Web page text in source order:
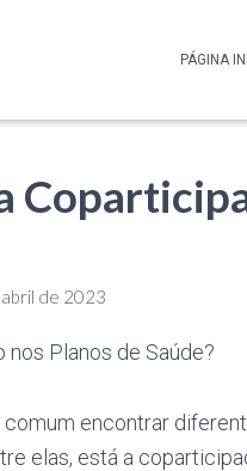
PÁGINA
de 2023
encontrar
elas, está a